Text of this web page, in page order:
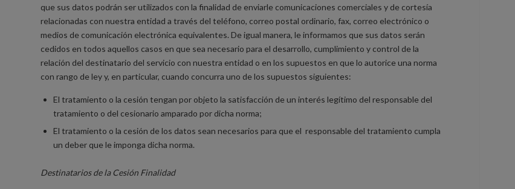
que sus datos podrán ser utilizados con la finalidad de enviarle comunicaciones comerciales y de cortesía
relacionadas con nuestra entidad a través del teléfono, correo postal ordinario, fax, correo electrónico o
medios de comunicación electrónica equivalentes. De igual manera, le informamos que sus datos serán
cedidos en todos aquellos casos en que sea necesario para el desarrollo, cumplimiento y control de la
relación del destinatario del servicio con nuestra entidad o en los supuestos en que lo autorice una norma
con rango de ley y, en particular, cuando concurra uno de los supuestos siguientes:
El tratamiento o la cesión tengan por objeto la satisfacción de un interés legítimo del responsable del
tratamiento o del cesionario amparado por dicha norma;
El tratamiento o la cesión de los datos sean necesarios para que el responsable del tratamiento cumpla
un deber que le imponga dicha norma.
Destinatarios de la Cesión Finalidad